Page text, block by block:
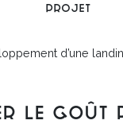
le goût
projet
d’une